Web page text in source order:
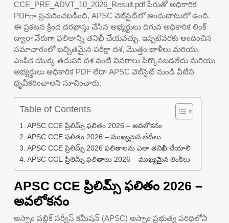
CCE_PRE_ADVT_10_2026_Result.pdf పేరుతో అధికారిక
PDFగా ప్రచురించబడింది, APSC వెబ్‌సైట్‌లో అందుబాటులో ఉంది.
ఈ ప్రకటన క్రింద దరఖాస్తు చేసిన అభ్యర్థులు దిగువ అధికారిక లింక్
ద్వారా నేరుగా ఫలితాన్ని తనిఖీ చేయవచ్చు. ఇప్పటివరకు అందించిన
సమాచారంలో ఖచ్చితమైన పరీక్షా దశ, మొత్తం ఖాళీలు మరియు
ఎంపిక యొక్క తదుపరి దశ వంటి వివరాలు పేర్కొనబడలేదు మరియు
అభ్యర్థులు అధికారిక PDF లేదా APSC వెబ్‌సైట్ నుండి వీటిని
ధృవీకరించాలని సూచించారు.
Table of Contents
APSC CCE ప్రిలిమ్స్ ఫలితం 2026 – అవలోకనం
APSC CCE ఫలితం 2026 – ముఖ్యమైన తేదీలు
APSC CCE ప్రిలిమ్స్ 2026 ఫలితాలను ఎలా తనిఖీ చేయాలి
APSC CCE ప్రిలిమ్స్ ఫలితాలు 2026 – ముఖ్యమైన లింక్‌లు
APSC CCE ప్రిలిమ్స్ ఫలితం 2026 –
అవలోకనం
అస్సాం పబ్లిక్ సర్వీస్ కమీషన్ (APSC) అస్సాం ప్రభుత్వ పరిధిలోని